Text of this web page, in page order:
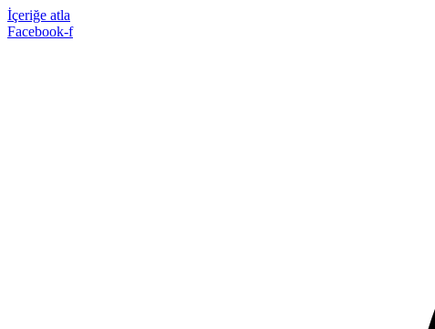
İçeriğe atla
Facebook-f